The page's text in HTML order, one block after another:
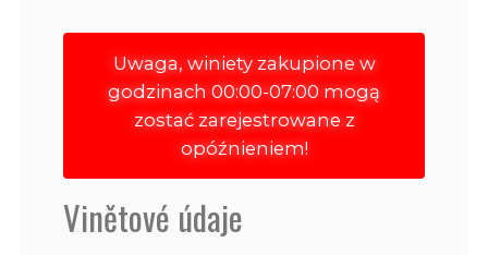
Uwaga, winiety zakupione w
godzinach 00:00-07:00 mogą
zostać zarejestrowane z
opóźnieniem!
Vinětové údaje